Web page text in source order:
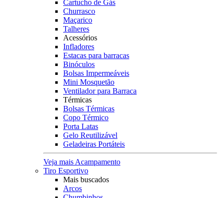
Cartucho de Gás
Churrasco
Maçarico
Talheres
Acessórios
Infladores
Estacas para barracas
Binóculos
Bolsas Impermeáveis
Mini Mosquetão
Ventilador para Barraca
Térmicas
Bolsas Térmicas
Copo Térmico
Porta Latas
Gelo Reutilizável
Geladeiras Portáteis
Veja mais Acampamento
Tiro Esportivo
Mais buscados
Arcos